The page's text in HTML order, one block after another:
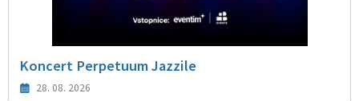
Koncert Perpetuum Jazzile
28. 08. 2026